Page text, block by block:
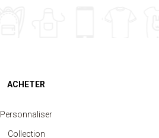
ACHETER
Personnaliser
Collection